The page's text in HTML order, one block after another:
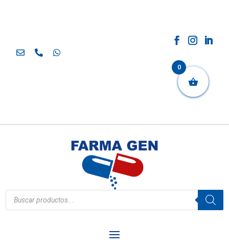
Búsqueda
de
productos
0